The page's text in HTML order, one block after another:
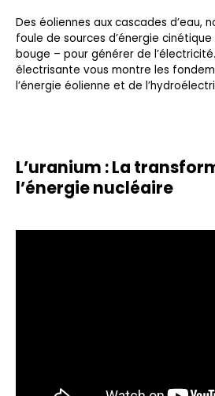
Des éoliennes aux cascades d’eau,
foule de sources d’énergie cinétique
bouge – pour générer de
électrisante vous montre les
l’énergie éolienne et de
L’uranium : La
l’énergie nucléaire